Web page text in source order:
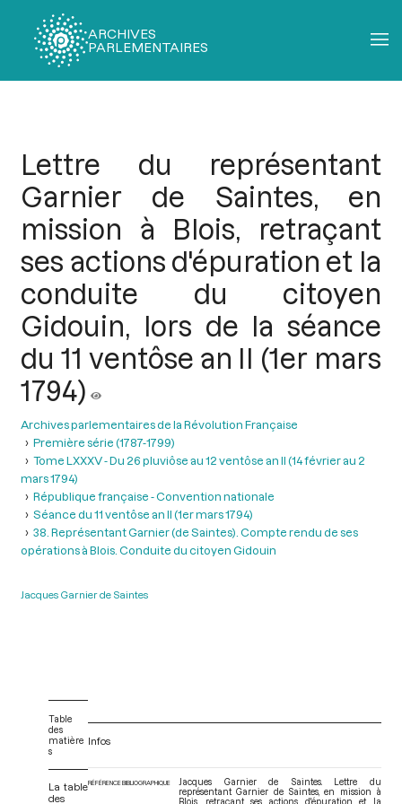
ARCHIVES
PARLEMENTAIRES
Lettre du représentant
Garnier de Saintes, en
mission à Blois, retraçant
ses actions d'épuration et la
conduite du citoyen
Gidouin, lors de la séance
du 11 ventôse an II (1er mars
1794)
Archives parlementaires de la Révolution Française
Première série (1787-1799)
Tome LXXXV - Du 26 pluviôse au 12 ventôse an II (14 février au 2
mars 1794)
République française - Convention nationale
Séance du 11 ventôse an II (1er mars 1794)
38. Représentant Garnier (de Saintes). Compte rendu de ses
opérations à Blois. Conduite du citoyen Gidouin
Jacques Garnier de Saintes
Table
des
matière
s
La table
des
Infos
RÉFÉRENCE BIBLIOGRAPHIQUE
Jacques Garnier de Saintes. Lettre du
représentant Garnier de Saintes, en mission à
Blois, retraçant ses actions d'épuration et la